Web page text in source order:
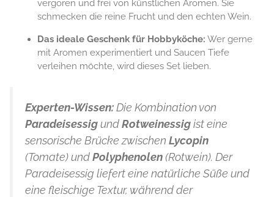
vergoren und frei von künstlichen Aromen. Sie
schmecken die reine Frucht und den echten Wein.
Das ideale Geschenk für Hobbyköche: Wer gerne
mit Aromen experimentiert und Saucen Tiefe
verleihen möchte, wird dieses Set lieben.
Experten-Wissen:Die Kombination von
ParadeisessigundRotweinessigist eine
sensorische Brücke zwischen Lycopin
(Tomate) undPolyphenolen(Rotwein). Der
Paradeisessig liefert eine natürliche Süße und
eine fleischige Textur, während der